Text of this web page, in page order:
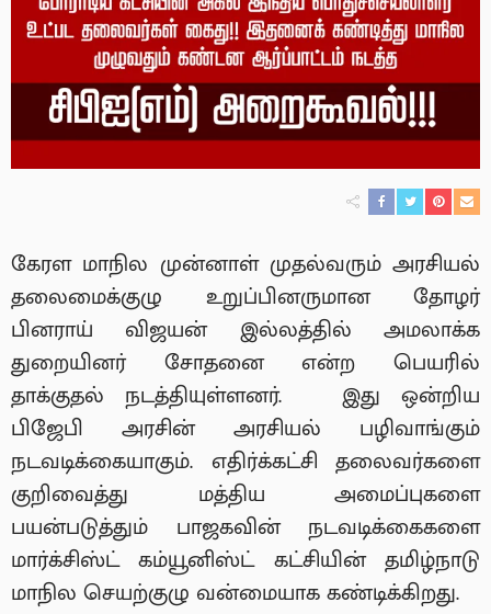
கேரள மாநில முன்னாள் முதல்வரும் அரசியல்
தலைமைக்குழு உறுப்பினருமான தோழர்
பினராய் விஜயன் இல்லத்தில் அமலாக்க
துறையினர் சோதனை என்ற பெயரில்
தாக்குதல் நடத்தியுள்ளனர். இது ஒன்றிய
பிஜேபி அரசின் அரசியல் பழிவாங்கும்
நடவடிக்கையாகும். எதிர்க்கட்சி தலைவர்களை
குறிவைத்து மத்திய அமைப்புகளை
பயன்படுத்தும் பாஜகவின் நடவடிக்கைகளை
மார்க்சிஸ்ட் கம்யூனிஸ்ட் கட்சியின் தமிழ்நாடு
மாநில செயற்குழு வன்மையாக கண்டிக்கிறது.